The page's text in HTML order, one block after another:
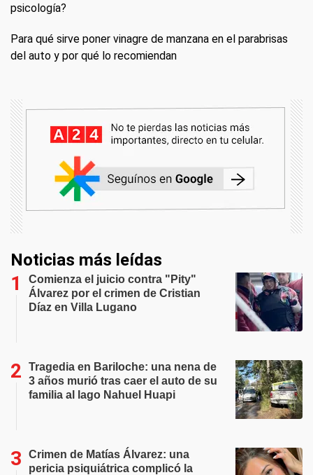
psicología?
Para qué sirve poner vinagre de manzana en el parabrisas
del auto y por qué lo recomiendan
Noticias más leídas
Comienza el juicio contra "Pity"
Álvarez por el crimen de Cristian
Díaz en Villa Lugano
Tragedia en Bariloche: una nena de
3 años murió tras caer el auto de su
familia al lago Nahuel Huapi
Crimen de Matías Álvarez: una
pericia psiquiátrica complicó la